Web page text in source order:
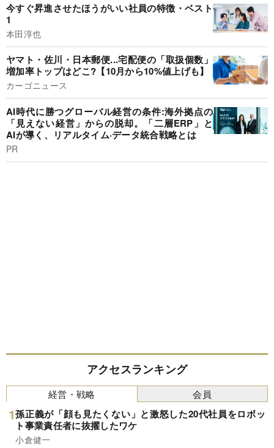
今すぐ昇進させたほうがいい社員の特徴・ベスト
1
本田淳也
ヤマト・佐川・日本郵便...宅配便の「取扱個数」
増加率トップはどこ?【10月から10%値上げも】
カーゴニュース
AI時代に勝つグローバル経営の条件:海外拠点の
「見えない経営」からの脱却。「二層ERP」と
AIが導く、リアルタイム·データ統合戦略とは
PR
アクセスランキング
経営・戦略
孫正義が「顔も見たくない」と激怒した20代社員をロボッ
ト事業責任者に抜擢したワケ
小倉健一
会員